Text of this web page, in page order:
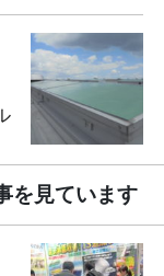
を見ています